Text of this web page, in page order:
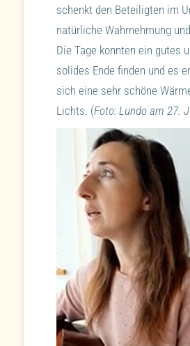
schenkt den Beteiligten im
natürliche Wahrnehmung
Die Tage konnten ein gutes
solides Ende finden und es
sich eine sehr schöne
Lichts. (Foto: Lundo am 27.